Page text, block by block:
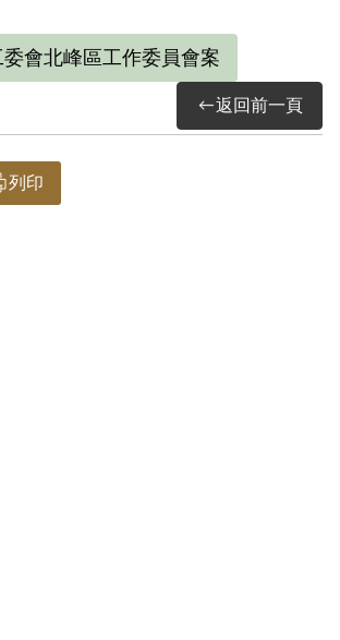
會北峰區工作委員會案
返回前一頁
列印